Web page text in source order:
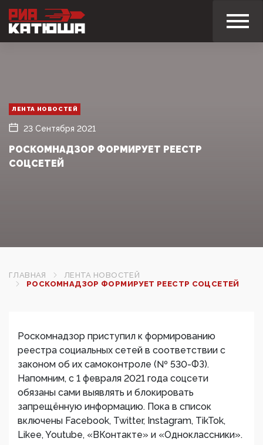
ЛЕНТА НОВОСТЕЙ
23 Сентября 2021
РОСКОМНАДЗОР ФОРМИРУЕТ РЕЕСТР
СОЦСЕТЕЙ
ГЛАВНАЯ
ЛЕНТА НОВОСТЕЙ
РОСКОМНАДЗОР ФОРМИРУЕТ РЕЕСТР СОЦСЕТЕЙ
Роскомнадзор приступил к формированию
реестра социальных сетей в соответствии с
законом об их самоконтроле (№ 530-ФЗ).
Напомним, с 1 февраля 2021 года соцсети
обязаны сами выявлять и блокировать
запрещённую информацию. Пока в список
включены Facebook, Twitter, Instagram, TikTok,
Likee, Youtube, «ВКонтакте» и «Одноклассники».